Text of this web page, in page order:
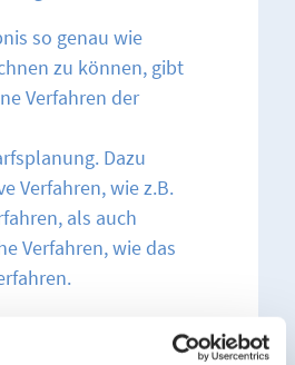
so genau wie
zu können, gibt
Verfahren der
Dazu
Verfahren, wie z.B.
als auch
Verfahren, wie das